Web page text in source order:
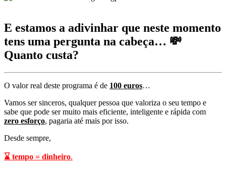
E estamos a adivinhar que neste momento
tens uma pergunta na cabeça… 💸
Quanto custa?
O valor real deste programa é de 100 euros…
Vamos ser sinceros, qualquer pessoa que valoriza o seu tempo e
sabe que pode ser muito mais eficiente, inteligente e rápida com
zero esforço, pagaria até mais por isso.
Desde sempre,
⌛ tempo = dinheiro.